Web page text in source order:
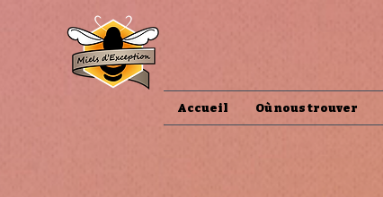
Accueil Où nous trouver